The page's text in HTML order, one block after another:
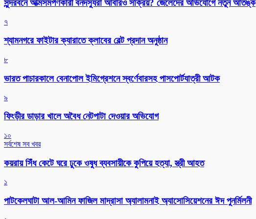
সুন্দরবনে আত্মসমর্পণকারী বনদস্যুরা আবারও সক্রিয়? জেলেদের অভিযোগে নতুন আতঙ্ক
৭
শ্যামনগরে ফাইটার ক্যারাতে ক্লাবের বেল্ট প্রদান অনুষ্ঠান
৮
ভারত পাচারকালে বেনাপোল ইমিগ্রেশনে স্বর্ণেবারসহ পাসপোর্টযাত্রী আটক
৯
ফিংড়ীর ডাড়ার খালে অবৈধ নেটপাটা দেওয়ার অভিযোগ
১০
সর্বশেষ সব খবর
কয়রায় সিঁধ কেটে ঘরে ঢুকে ওষুধ ব্যবসায়ীকে কুপিয়ে হত্যা, স্ত্রী আহত
১
পাটকেলঘাটা আল-আমিন ফাজিল মাদ্রাসা অ্যালামনাই অ্যাসোসিয়েশনের ঈদ পুনর্মিলনী